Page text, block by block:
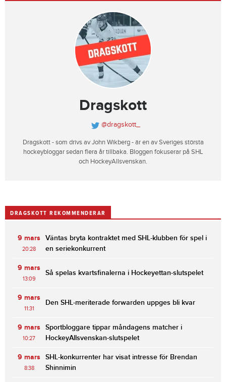
Dragskott
@dragskott_
Dragskott - som drivs av John Wikberg - är en av Sveriges största
hockeybloggar sedan flera år tillbaka. Bloggen fokuserar på SHL
och HockeyAllsvenskan.
DRAGSKOTT REKOMMENDERAR
9 mars
20:28
Väntas bryta kontraktet med SHL-klubben för spel i
en seriekonkurrent
9 mars
13:09
Så spelas kvartsfinalerna i Hockeyettan-slutspelet
9 mars
11:31
Den SHL-meriterade forwarden uppges bli kvar
9 mars
10:27
Sportbloggare tippar måndagens matcher i
HockeyAllsvenskan-slutspelet
9 mars
8:38
SHL-konkurrenter har visat intresse för Brendan
Shinnimin